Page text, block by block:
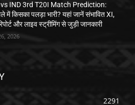
IND 3rd T20I Match Prediction:
में किसका पलड़ा भारी? यहां जानें संभावित XI,
और लाइव स्ट्रीमिंग से जुड़ी जानकारी
2026
2291